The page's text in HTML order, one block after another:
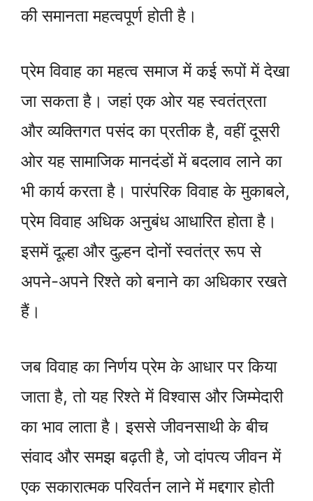
की समानता महत्वपूर्ण होती है।
प्रेम विवाह का महत्व समाज में कई रूपों में देखा
जा सकता है। जहां एक ओर यह स्वतंत्रता
और व्यक्तिगत पसंद का प्रतीक है, वहीं दूसरी
ओर यह सामाजिक मानदंडों में बदलाव लाने का
भी कार्य करता है। पारंपरिक विवाह के मुकाबले,
प्रेम विवाह अधिक अनुबंध आधारित होता है।
इसमें दूल्हा और दुल्हन दोनों स्वतंत्र रूप से
अपने-अपने रिश्ते को बनाने का अधिकार रखते
हैं।
जब विवाह का निर्णय प्रेम के आधार पर किया
जाता है, तो यह रिश्ते में विश्वास और जिम्मेदारी
का भाव लाता है। इससे जीवनसाथी के बीच
संवाद और समझ बढ़ती है, जो दांपत्य जीवन में
एक सकारात्मक परिवर्तन लाने में मद्दगार होती